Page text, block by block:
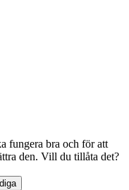
fungera bra och för att
den. Vill du tillåta det?